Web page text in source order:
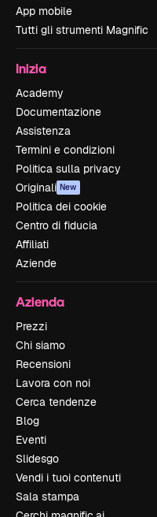
App mobile
Tutti gli strumenti Magnific
Inizia
Academy
Documentazione
Assistenza
Termini e condizioni
Politica sulla privacy
Originali New
Politica dei cookie
Centro di fiducia
Affiliati
Aziende
Azienda
Prezzi
Chi siamo
Recensioni
Lavora con noi
Cerca tendenze
Blog
Eventi
Slidesgo
Vendi i tuoi contenuti
Sala stampa